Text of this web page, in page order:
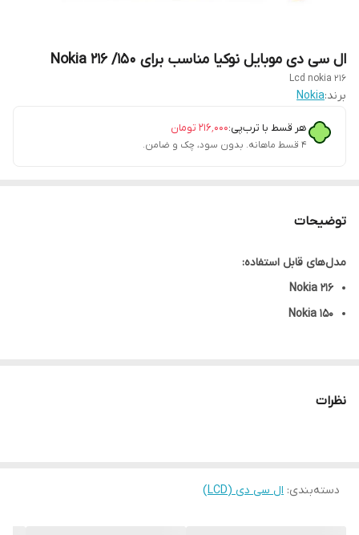
ال سی دی موبایل نوکیا مناسب برای 150/ Nokia 216
Lcd nokia 216
برند:Nokia
هر قسط با ترب‌پی:۲۱۶٬۰۰۰ تومان
۴ قسط ماهانه. بدون سود، چک و ضامن.
توضیحات
مدل‌های قابل استفاده:
Nokia 216
Nokia 150
نظرات
دسته‌بندی: ال سی دی (LCD)